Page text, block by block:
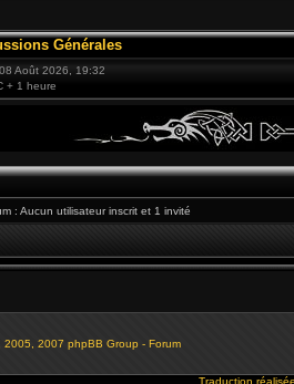
Générales
Août 2026, 19:32
+ 1 heure
: Aucun utilisateur inscrit et 1 invité
2007 phpBB Group - Forum
Traduction